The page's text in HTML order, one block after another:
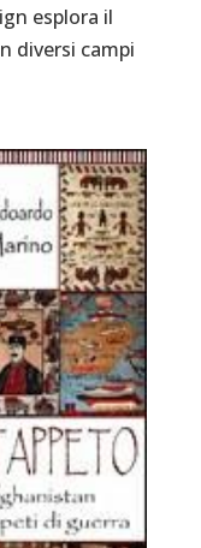
esplora il
diversi campi